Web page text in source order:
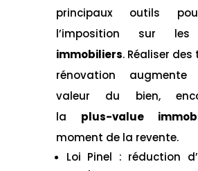
principaux outils
l’imposition sur les
immobiliers. Réaliser
rénovation
valeur du bien,
la
plus-value
moment de la revente.
Loi Pinel : réduction